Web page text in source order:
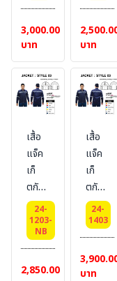
Oz.
แบบ
คล้อง
คอ
ผูก
เอว
ขนาด
140
cm.
3,000.00
บาท
ขนาด
67 x
140
cm.
ผ้ากัน
ไฟ
+กัน
เหล็ก
FRC
ผ้า
TM,
#เอี้
ยม
บาท
เสื้อ
แจ็ค
เก็
ตกัน
ไฟผ้า
omniweave
6.0
oz
Stlye
24-
1203-
NB
2,850.00
เสื้อ
แจ็ค
เก็
ตกัน
ไฟผ้า
Plus
700AI
Stlye
24-
1403
บาท